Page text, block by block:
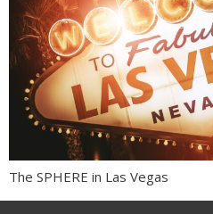
The SPHERE in Las Vegas